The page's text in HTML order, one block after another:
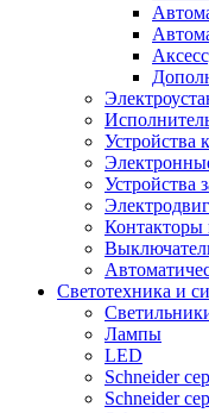
Устройства
Устройства
Контакторы
Светотехника и
Лампы
LED
Schneider
Schneider